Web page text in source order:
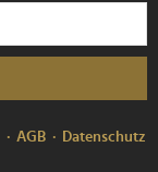
AGB
Datenschutz